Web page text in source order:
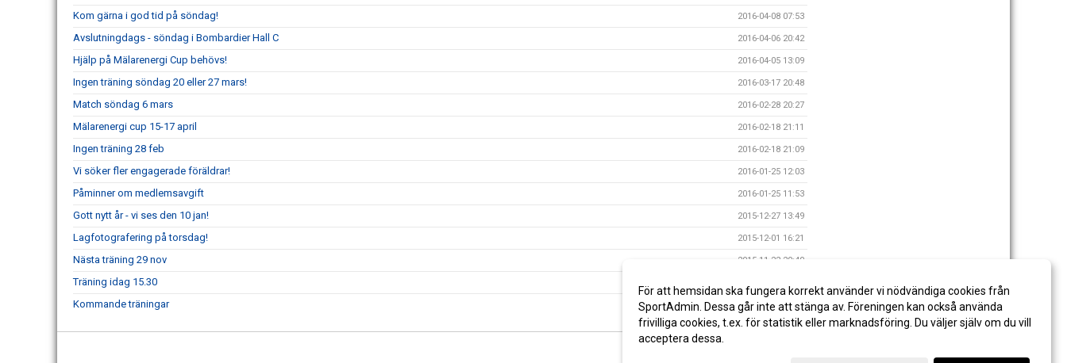
Kom gärna i god tid på söndag! 2016-04-08 07:53
Avslutningdags - söndag i Bombardier Hall C 2016-04-06 20:42
Hjälp på Mälarenergi Cup behövs! 2016-04-05 13:09
Ingen träning söndag 20 eller 27 mars! 2016-03-17 20:48
Match söndag 6 mars 2016-02-28 20:27
Mälarenergi cup 15-17 april 2016-02-18 21:11
Ingen träning 28 feb 2016-02-18 21:09
Vi söker fler engagerade föräldrar! 2016-01-25 12:03
Påminner om medlemsavgift 2016-01-25 11:53
Gott nytt år - vi ses den 10 jan! 2015-12-27 13:49
Lagfotografering på torsdag! 2015-12-01 16:21
Nästa träning 29 nov 2015-11-22 20:40
Träning idag 15.30
Kommande träningar 2015-11-04 20:57
För att hemsidan ska fungera korrekt använder vi nödvändiga cookies från
SportAdmin. Dessa går inte att stänga av. Föreningen kan också använda
frivilliga cookies, t.ex. för statistik eller marknadsföring. Du väljer själv om du vill
acceptera dessa.